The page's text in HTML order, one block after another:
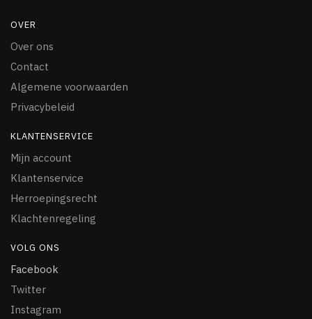
OVER
Over ons
Contact
Algemene voorwaarden
Privacybeleid
KLANTENSERVICE
Mijn account
Klantenservice
Herroepingsrecht
Klachtenregeling
VOLG ONS
Facebook
Twitter
Instagram